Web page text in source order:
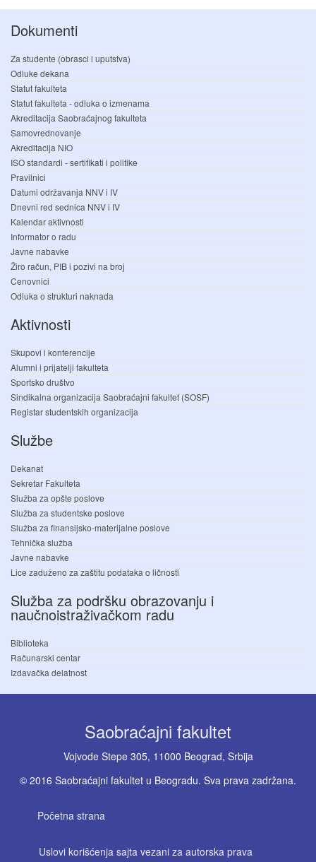
Dokumenti
Za studente (obrasci i uputstva)
Odluke dekana
Statut fakulteta
Statut fakulteta - odluka o izmenama
Akreditacija Saobraćajnog fakulteta
Samovrednovanje
Akreditacija NIO
ISO standardi - sertifikati i politike
Pravilnici
Datumi održavanja NNV i IV
Dnevni red sednica NNV i IV
Kalendar aktivnosti
Informator o radu
Javne nabavke
Žiro račun, PIB i pozivi na broj
Cenovnici
Odluka o strukturi naknada
Aktivnosti
Skupovi i konferencije
Alumni i prijatelji fakulteta
Sportsko društvo
Sindikalna organizacija Saobraćajni fakultet (SOSF)
Registar studentskih organizacija
Službe
Dekanat
Sekretar Fakulteta
Služba za opšte poslove
Služba za studentske poslove
Služba za finansijsko-materijalne poslove
Tehnička služba
Javne nabavke
Lice zaduženo za zaštitu podataka o ličnosti
Služba za podršku obrazovanju i
naučnoistraživačkom radu
Biblioteka
Računarski centar
Izdavačka delatnost
Saobraćajni fakultet
Vojvode Stepe 305, 11000 Beograd, Srbija
© 2016 Saobraćajni fakultet u Beogradu. Sva prava zadržana.
Početna strana
Uslovi korišćenja sajta vezani za autorska prava